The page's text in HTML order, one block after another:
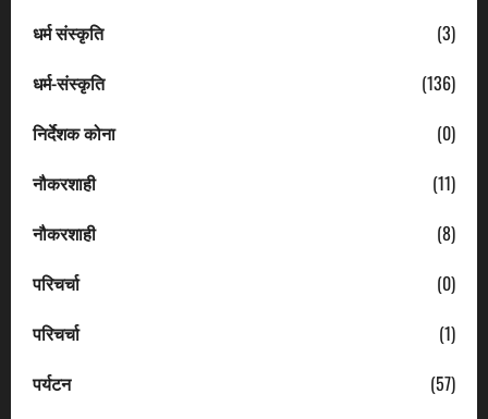
धर्म संस्कृति
(3)
धर्म-संस्कृति
(136)
निर्देशक कोना
(0)
नौकरशाही
(11)
नौकरशाही
(8)
परिचर्चा
(0)
परिचर्चा
(1)
पर्यटन
(57)